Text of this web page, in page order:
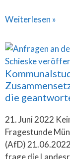
Weiterlesen »
die
21. Juni 2022
Fragestunde
(AfD)
frage die